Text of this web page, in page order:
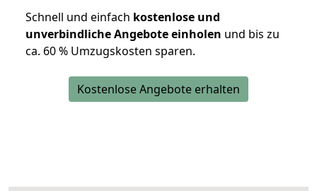
Schnell und einfach kostenlose und
unverbindliche Angebote einholen und bis zu
ca. 60 % Umzugskosten sparen.
Kostenlose Angebote erhalten